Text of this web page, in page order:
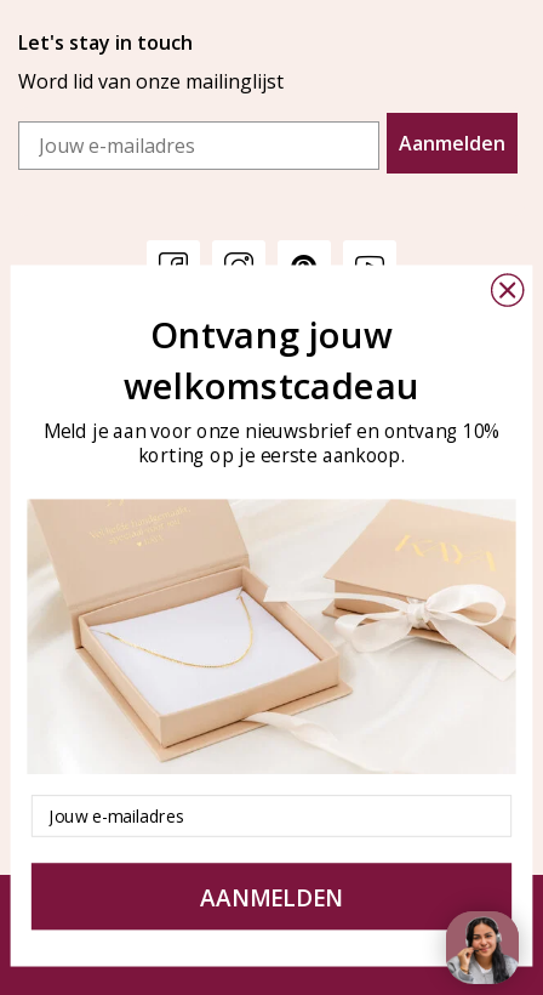
Let's stay in touch
Word lid van onze mailinglijst
Email
Aanmelden
Veelgestelde vragen
Sieraden onderhouden
KAYA Sieraden
Bellen of WhatsApp Ma-Vr
tussen 09:00-17:00
Tel: 0850003187
WhatsApp: 0850003187
klantenservice@kayasierade
Producten
Alle producten
Nieuwe producten
KAYA Sieraden
Over ons
Samenwerken?
Tips en Advies
Duurzaamheid
© KAYA Sieraden
Algemene voorwaarden Disclaimer Privacy Policy Sitemap
Ontvang jouw
welkomstcadeau
Meld je aan voor onze nieuwsbrief en ontvang 10%
korting op je eerste aankoop.
Email
AANMELDEN